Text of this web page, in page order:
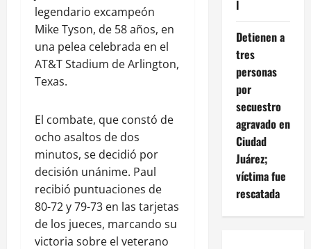
legendario excampeón
Mike Tyson, de 58 años, en
una pelea celebrada en el
AT&T Stadium de Arlington,
Texas.
El combate, que constó de
ocho asaltos de dos
minutos, se decidió por
decisión unánime. Paul
recibió puntuaciones de
80-72 y 79-73 en las tarjetas
de los jueces, marcando su
victoria sobre el veterano
l
Detienen a
tres
personas
por
secuestro
agravado en
Ciudad
Juárez;
víctima fue
rescatada